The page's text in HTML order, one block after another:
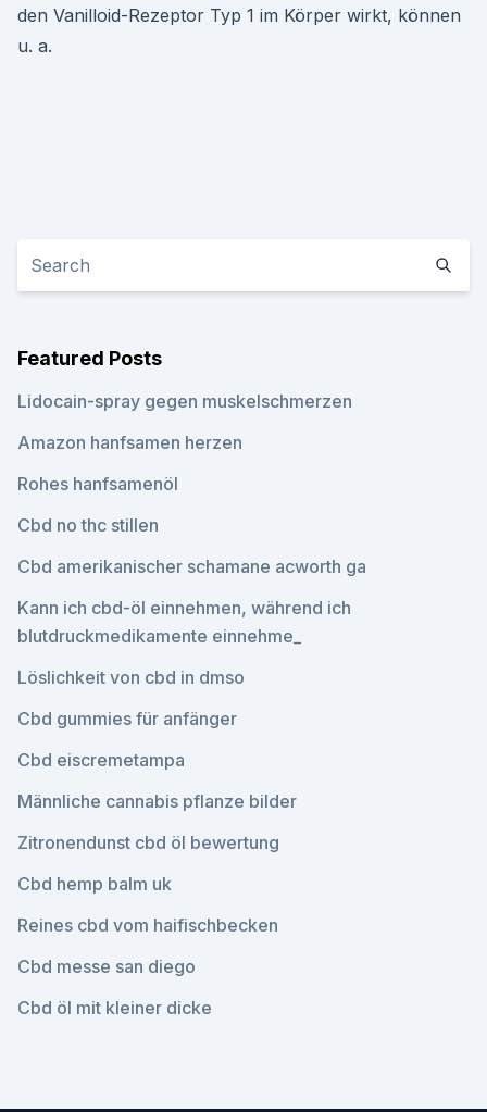
den Vanilloid-Rezeptor Typ 1 im Körper wirkt, können
u. a.
Featured Posts
Lidocain-spray gegen muskelschmerzen
Amazon hanfsamen herzen
Rohes hanfsamenöl
Cbd no thc stillen
Cbd amerikanischer schamane acworth ga
Kann ich cbd-öl einnehmen, während ich
blutdruckmedikamente einnehme_
Löslichkeit von cbd in dmso
Cbd gummies für anfänger
Cbd eiscremetampa
Männliche cannabis pflanze bilder
Zitronendunst cbd öl bewertung
Cbd hemp balm uk
Reines cbd vom haifischbecken
Cbd messe san diego
Cbd öl mit kleiner dicke